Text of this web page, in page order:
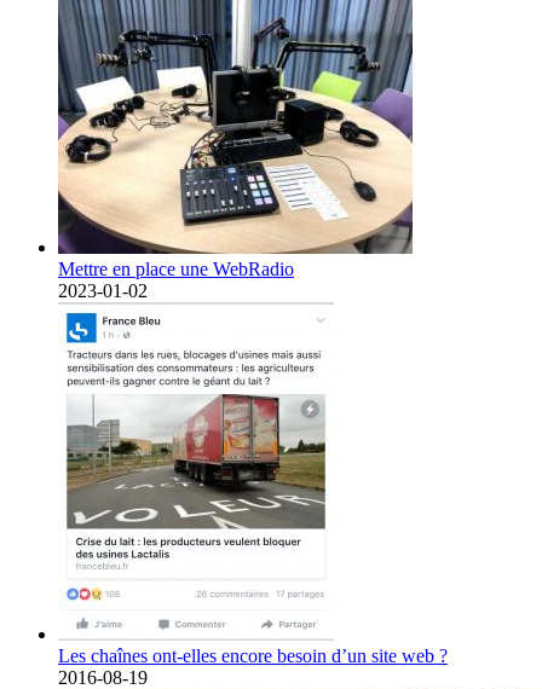
Mettre en place une WebRadio
2023-01-02
Les chaînes ont-elles encore besoin d’un site web ?
2016-08-19